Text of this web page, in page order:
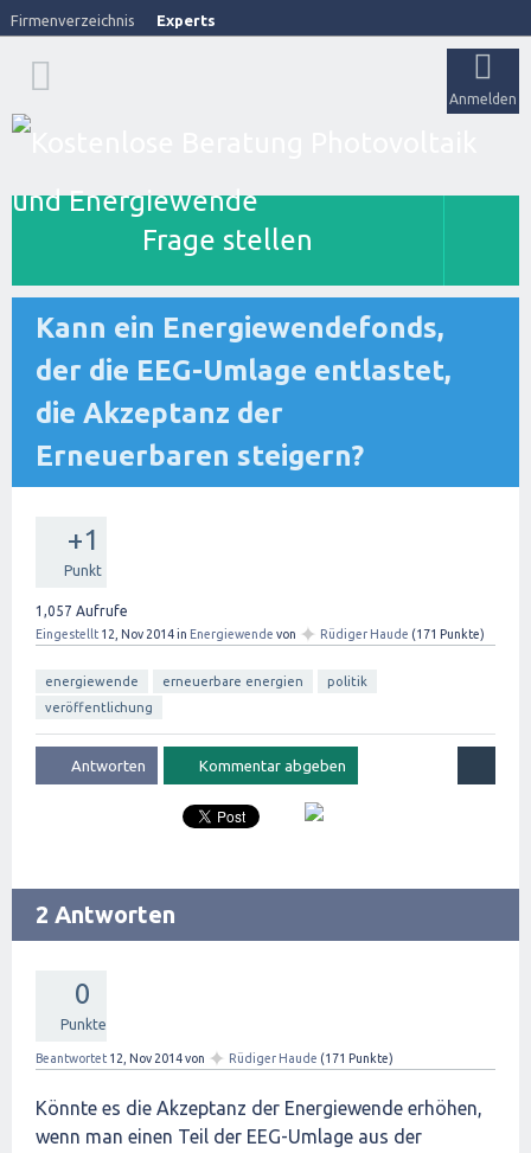
Firmenverzeichnis Experts
Anmelden
Frage stellen
Kann ein Energiewendefonds,
der die EEG-Umlage entlastet,
die Akzeptanz der
Erneuerbaren steigern?
+1
Punkt
1,057 Aufrufe
Eingestellt 12, Nov 2014in Energiewende von ✦ Rüdiger Haude (171 Punkte)
energiewende erneuerbare energien
politik
veröffentlichung
2 Antworten
0
Punkte
Beantwortet 12, Nov 2014von ✦ Rüdiger Haude (171 Punkte)
Könnte es die Akzeptanz der Energiewende erhöhen,
wenn man einen Teil der EEG-Umlage aus der